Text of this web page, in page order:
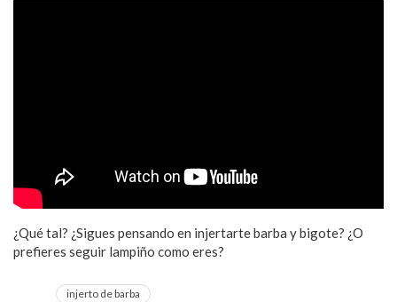
¿Qué tal? ¿Sigues pensando en injertarte barba y bigote? ¿O
prefieres seguir lampiño como eres?
injerto de barba